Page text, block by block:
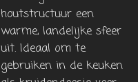
houtstructuur een
warme, landelijke sfeer
uit. Ideaal om te
gebruiken in de keuken